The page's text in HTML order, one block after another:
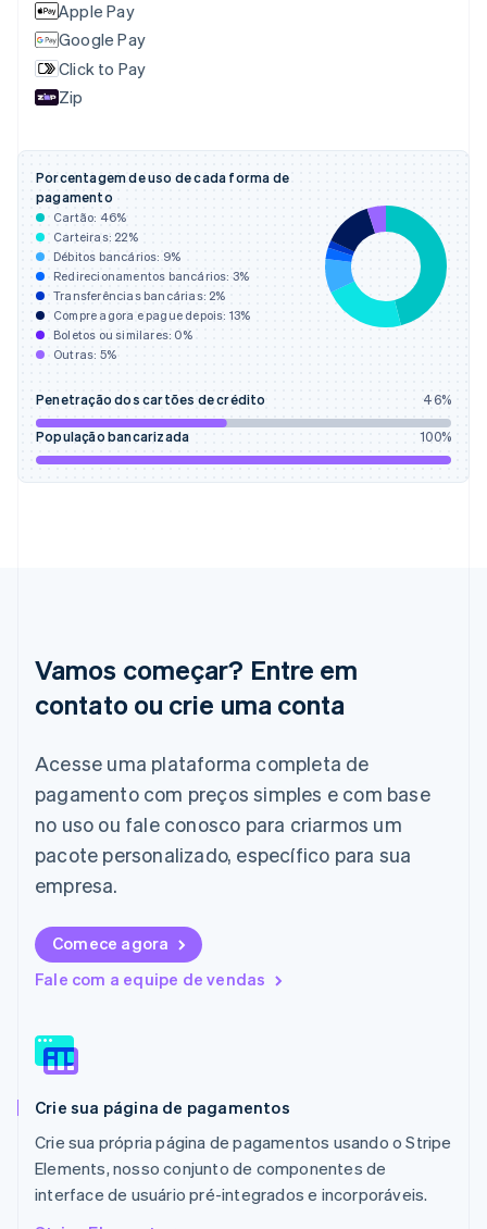
Apple Pay
Google Pay
Click to Pay
Zip
Porcentagem de uso de cada forma de
pagamento
Cartão: 46%
Carteiras: 22%
Débitos bancários: 9%
Redirecionamentos bancários: 3%
Transferências bancárias: 2%
Compre agora e pague depois: 13%
Boletos ou similares: 0%
Outras: 5%
Penetração dos cartões de crédito 46%
População bancarizada 100%
Vamos começar? Entre em
contato ou crie uma conta
Acesse uma plataforma completa de
pagamento com preços simples e com base
no uso ou fale conosco para criarmos um
pacote personalizado, específico para sua
empresa.
Comece agora
Fale com a equipe de vendas
Crie sua página de pagamentos
Crie sua própria página de pagamentos usando o Stripe
Elements, nosso conjunto de componentes de
interface de usuário pré-integrados e incorporáveis.
Chipre
English
Croácia
EnglishItaliano
Dinamarca
Eslováquia
English
Eslovênia
EnglishItaliano
Espanha
Español English
Estados Unidos
Finlândia
EnglishSvenska
França
Irlanda
English
Japão
日本語English
English
Liechtenstein
Lituânia
Luxemburgo
FrançaisDeutschEnglish
Malásia
English
México
Noruega
English
Nova Zelândia
English
Países Baixos
Nederlands English